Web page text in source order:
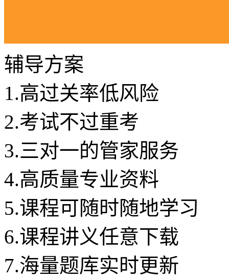
辅导方案
1.高过关率低风险
2.考试不过重考
3.三对一的管家服务
4.高质量专业资料
5.课程可随时随地学习
6.课程讲义任意下载
7.海量题库实时更新